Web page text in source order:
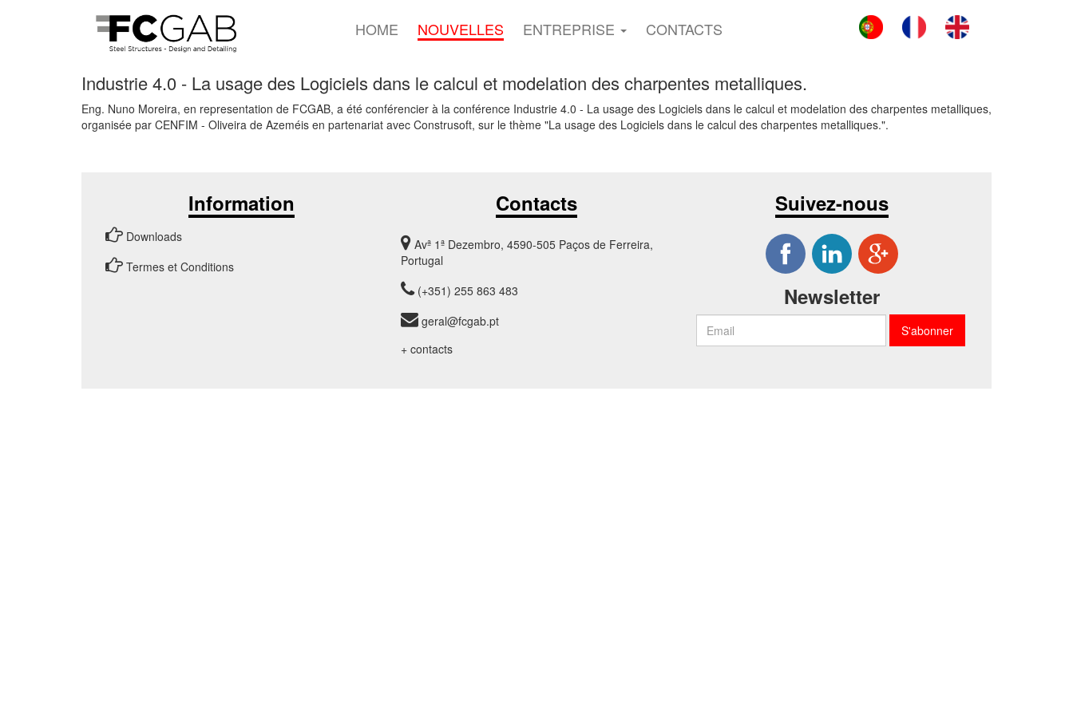
HOME NOUVELLES ENTREPRISE CONTACTS
Industrie 4.0 - La usage des Logiciels dans le calcul et modelation des charpentes metalliques.
Eng. Nuno Moreira, en representation de FCGAB, a été conférencier à la conférence Industrie 4.0 - La usage des Logiciels dans le calcul et modelation des charpentes metalliques,
organisée par CENFIM - Oliveira de Azeméis en partenariat avec Construsoft, sur le thème "La usage des Logiciels dans le calcul des charpentes metalliques.".
Information
Downloads
Termes et Conditions
Contacts
Avª 1ª Dezembro, 4590-505 Paços de Ferreira,
Portugal
(+351) 255 863 483
geral@fcgab.pt
+ contacts
Suivez-nous
Newsletter
S'abonner